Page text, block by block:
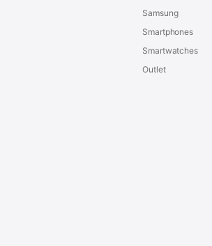
Samsung
Smartphones
Smartwatches
Outlet